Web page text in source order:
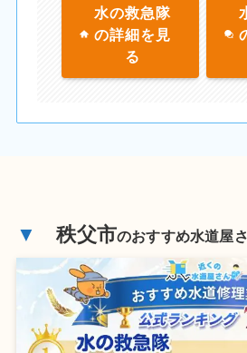
水の救急隊
の詳細を見
る
▼ 秩父市のおすすめ水道屋